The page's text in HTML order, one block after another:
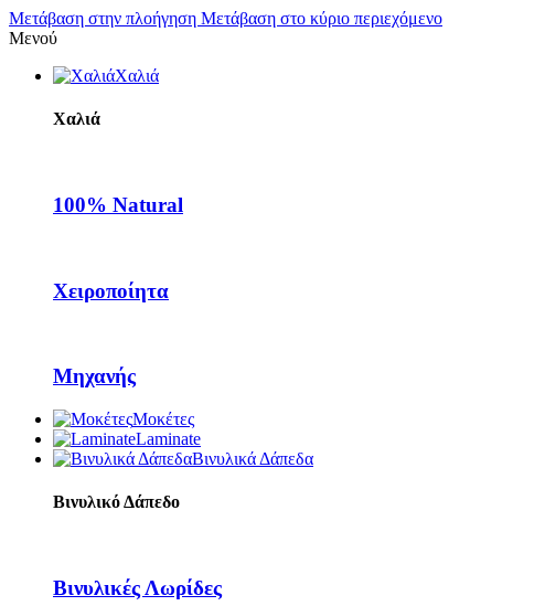
Μετάβαση στην πλοήγηση Μετάβαση στο κύριο περιεχόμενο
Μενού
Χαλιά
Χαλιά
100% Natural
Χειροποίητα
Μηχανής
Μοκέτες
Laminate
Βινυλικά Δάπεδα
Βινυλικό Δάπεδο
Βινυλικές Λωρίδες